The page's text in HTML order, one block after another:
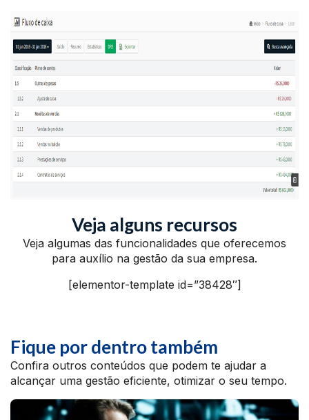
Veja alguns recursos
Veja algumas das funcionalidades que oferecemos
para auxílio na gestão da sua empresa.
[elementor-template id=”38428″]
Fique por dentro também
Confira outros conteúdos que podem te ajudar a
alcançar uma gestão eficiente, otimizar o seu tempo.